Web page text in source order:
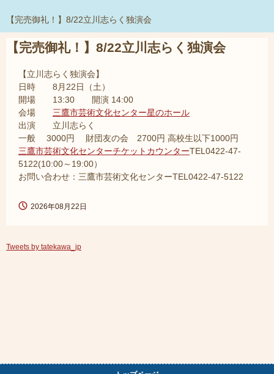
【完売御礼！】8/22立川志らく独演会
【完売御礼！】8/22立川志らく独演会
【立川志らく独演会】
日時 8月22日（土）
開場 13:30 開演 14:00
会場 三鷹市芸術文化センター星のホール
出演 立川志らく
一般 3000円 財団友の会 2700円 高校生以下1000円
三鷹市芸術文化センターチケットカウンターTEL0422-47-
5122(10:00～19:00）
お問い合わせ：三鷹市芸術文化センターTEL0422-47-5122
2026年08月22日
Tweets by tatekawa_jp